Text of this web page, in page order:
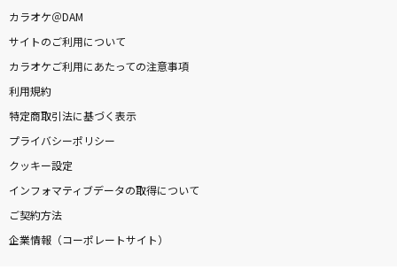
カラオケ＠DAM
サイトのご利用について
カラオケご利用にあたっての注意事項
利用規約
特定商取引法に基づく表示
プライバシーポリシー
クッキー設定
インフォマティブデータの取得について
ご契約方法
企業情報（コーポレートサイト）